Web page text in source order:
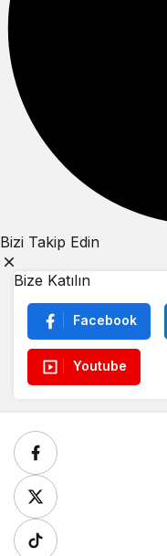
Bizi Takip Edin
Bize Katılın
Facebook
Youtube